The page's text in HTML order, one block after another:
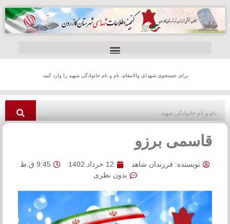
برای جستجوی شهدای والامقام، نام و نام خانوادگی شهید را وارد کنید.
قاسمی برزو
نویسنده: فرزندان شاهد 12 خرداد 1402
9:45 ق.ظ
بدون نظری